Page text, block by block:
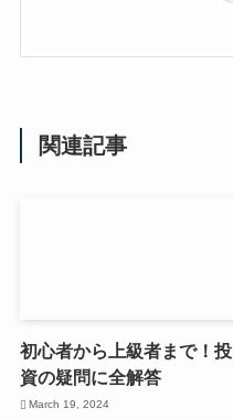
関連記事
初心者から上級者まで！投
資の疑問に全解答
March 19, 2024